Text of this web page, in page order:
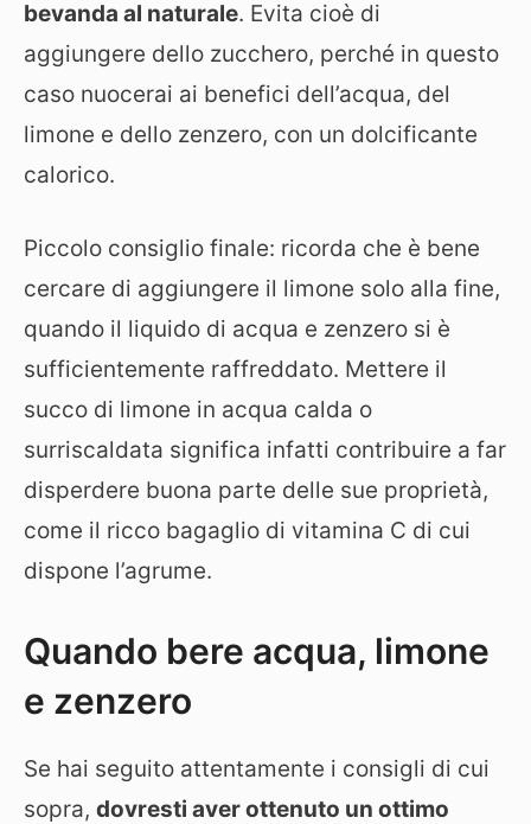
bevanda al naturale. Evita cioè di
aggiungere dello zucchero, perché in questo
caso nuocerai ai benefici dell’acqua, del
limone e dello zenzero, con un dolcificante
calorico.
Piccolo consiglio finale: ricorda che è bene
cercare di aggiungere il limone solo alla fine,
quando il liquido di acqua e zenzero si è
sufficientemente raffreddato. Mettere il
succo di limone in acqua calda o
surriscaldata significa infatti contribuire a far
disperdere buona parte delle sue proprietà,
come il ricco bagaglio di vitamina C di cui
dispone l’agrume.
Quando bere acqua, limone
e zenzero
Se hai seguito attentamente i consigli di cui
sopra, dovresti aver ottenuto un ottimo